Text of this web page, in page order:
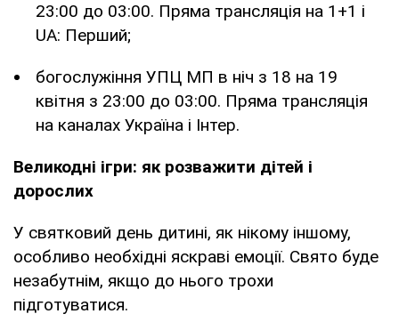
23:00 до 03:00. Пряма трансляція на 1+1 і
UA: Перший;
богослужіння УПЦ МП в ніч з 18 на 19
квітня з 23:00 до 03:00. Пряма трансляція
на каналах Україна і Інтер.
Великодні ігри: як розважити дітей і
дорослих
У святковий день дитині, як нікому іншому,
особливо необхідні яскраві емоції. Свято буде
незабутнім, якщо до нього трохи
підготуватися.